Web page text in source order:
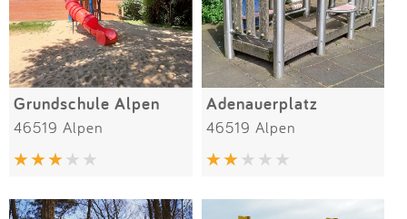
Grundschule Alpen
46519 Alpen
Adenauerplatz
46519 Alpen